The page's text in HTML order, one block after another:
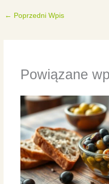
← Poprzedni Wpis
Powiązane